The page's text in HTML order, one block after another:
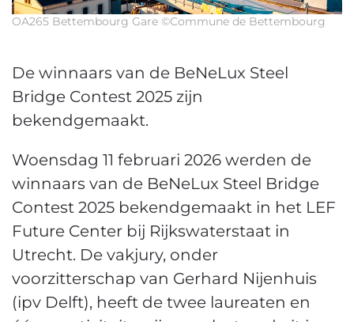
OA265 Bettembourg Gare ©Commune de Bettembourg
De winnaars van de BeNeLux Steel
Bridge Contest 2025 zijn
bekendgemaakt.
Woensdag 11 februari 2026 werden de
winnaars van de BeNeLux Steel Bridge
Contest 2025 bekendgemaakt in het LEF
Future Center bij Rijkswaterstaat in
Utrecht. De vakjury, onder
voorzitterschap van Gerhard Nijenhuis
(ipv Delft), heeft de twee laureaten en